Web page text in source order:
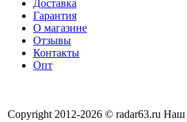
Доставка
Гарантия
О магазине
Отзывы
Контакты
Опт
Copyright 2012-2026 © radar63.ru Наш